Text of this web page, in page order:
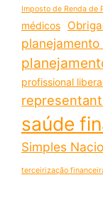
Imposto de Renda de
médicos
profissional
saúde
Simples
terceirização